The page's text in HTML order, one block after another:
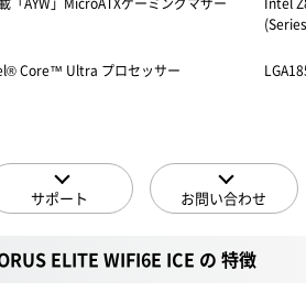
Core™ Ultra プロセッサー
サポート お問い合わせ
ELITE WIFI6E ICE の 特徴